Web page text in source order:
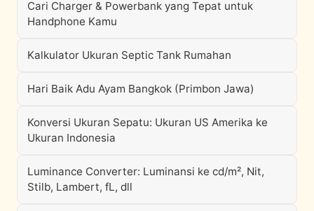
Cari Charger & Powerbank yang Tepat untuk
Handphone Kamu
Kalkulator Ukuran Septic Tank Rumahan
Hari Baik Adu Ayam Bangkok (Primbon Jawa)
Konversi Ukuran Sepatu: Ukuran US Amerika ke
Ukuran Indonesia
Luminance Converter: Luminansi ke cd/m², Nit,
Stilb, Lambert, fL, dll